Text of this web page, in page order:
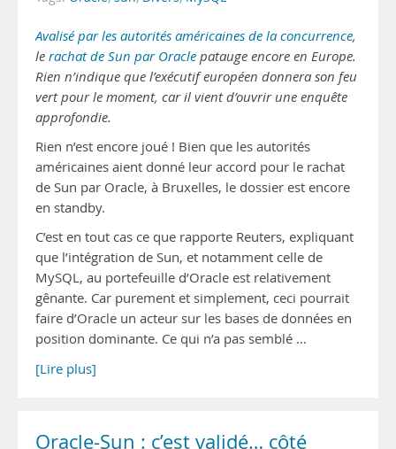
Avalisé par les autorités américaines de la concurrence,
le rachat de Sun par Oracle patauge encore en Europe.
Rien n’indique que l’exécutif européen donnera son feu
vert pour le moment, car il vient d’ouvrir une enquête
approfondie.
Rien n’est encore joué ! Bien que les autorités
américaines aient donné leur accord pour le rachat
de Sun par Oracle, à Bruxelles, le dossier est encore
en standby.
C’est en tout cas ce que rapporte Reuters, expliquant
que l’intégration de Sun, et notamment celle de
MySQL, au portefeuille d’Oracle est relativement
gênante. Car purement et simplement, ceci pourrait
faire d’Oracle un acteur sur les bases de données en
position dominante. Ce qui n’a pas semblé …
[Lire plus]
Oracle-Sun : c’est validé… côté